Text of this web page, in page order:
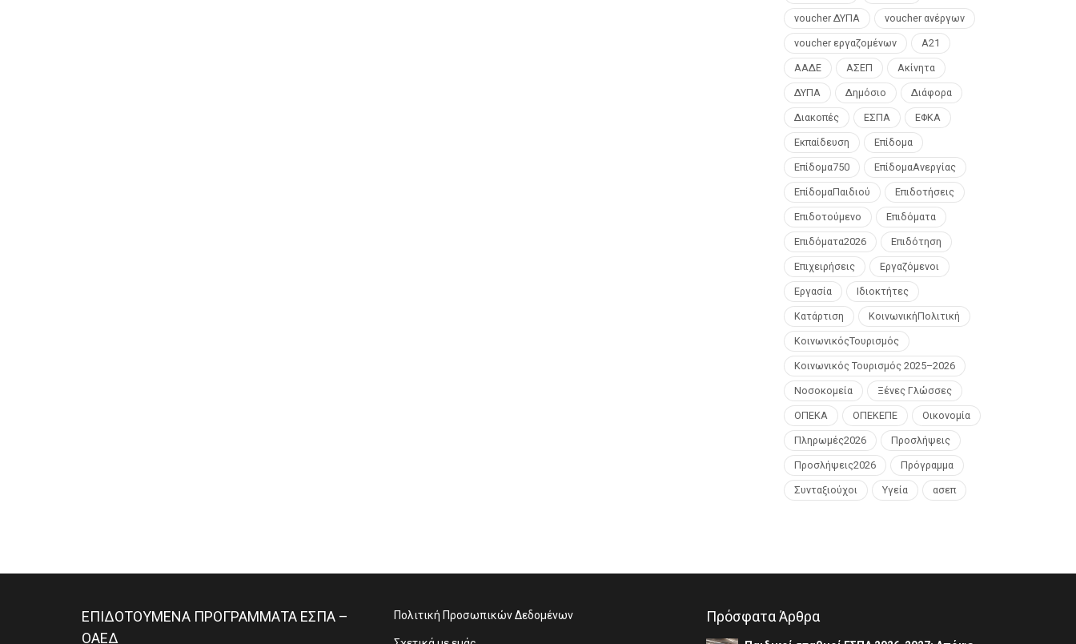
voucher ΔΥΠΑ voucher ανέργων
voucher εργαζομένων Α21
ΑΑΔΕ ΑΣΕΠ Ακίνητα
ΔΥΠΑ Δημόσιο Διάφορα
Διακοπές ΕΣΠΑ ΕΦΚΑ
Εκπαίδευση Επίδομα
Επίδομα750 ΕπίδομαΑνεργίας
ΕπίδομαΠαιδιού Επιδοτήσεις
Επιδοτούμενο Επιδόματα
Επιδόματα2026 Επιδότηση
Επιχειρήσεις Εργαζόμενοι
Εργασία Ιδιοκτήτες
Κατάρτιση ΚοινωνικήΠολιτική
ΚοινωνικόςΤουρισμός
Κοινωνικός Τουρισμός 2025–2026
Νοσοκομεία Ξένες Γλώσσες
ΟΠΕΚΑ ΟΠΕΚΕΠΕ Οικονομία
Πληρωμές2026 Προσλήψεις
Προσλήψεις2026 Πρόγραμμα
Συνταξιούχοι Υγεία ασεπ
ΕΠΙΔΟΤΟΥΜΕΝΑ ΠΡΟΓΡΑΜΜΑΤΑ ΕΣΠΑ –
ΟΑΕΔ
Πολιτική Προσωπικών Δεδομένων Πρόσφατα Άρθρα